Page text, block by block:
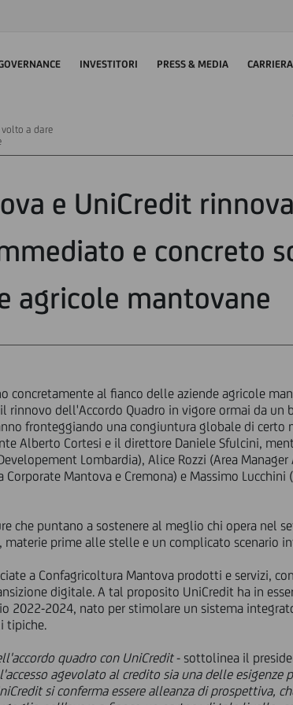
INVESTITORI PRESS & MEDIA CARRIERA
a dare
e UniCredit
e concreto
agricole mantovane
concretamente al fianco delle aziende agricole
rinnovo dell'Accordo Quadro in vigore ormai da un
fronteggiando una congiuntura globale di certo
Alberto Cortesi e il direttore Daniele Sfulcini,
Lombardia), Alice Rozzi (Area Manager
Mantova e Cremona) e Massimo Lucchini
che puntano a sostenere al meglio chi opera nel
prime alle stelle e un complicato scenario
a Confagricoltura Mantova prodotti e servizi,
digitale. A tal proposito UniCredit ha in
2022-2024, nato per stimolare un sistema
tipiche.
quadro con UniCredit- sottolinea il
agevolato al credito sia una delle esigenze
si conferma essere alleanza di prospettiva,